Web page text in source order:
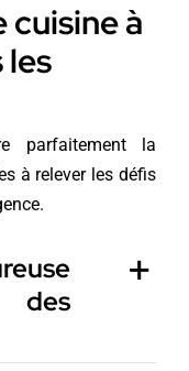
cuisine à
les
parfaitement la
à relever les défis
des